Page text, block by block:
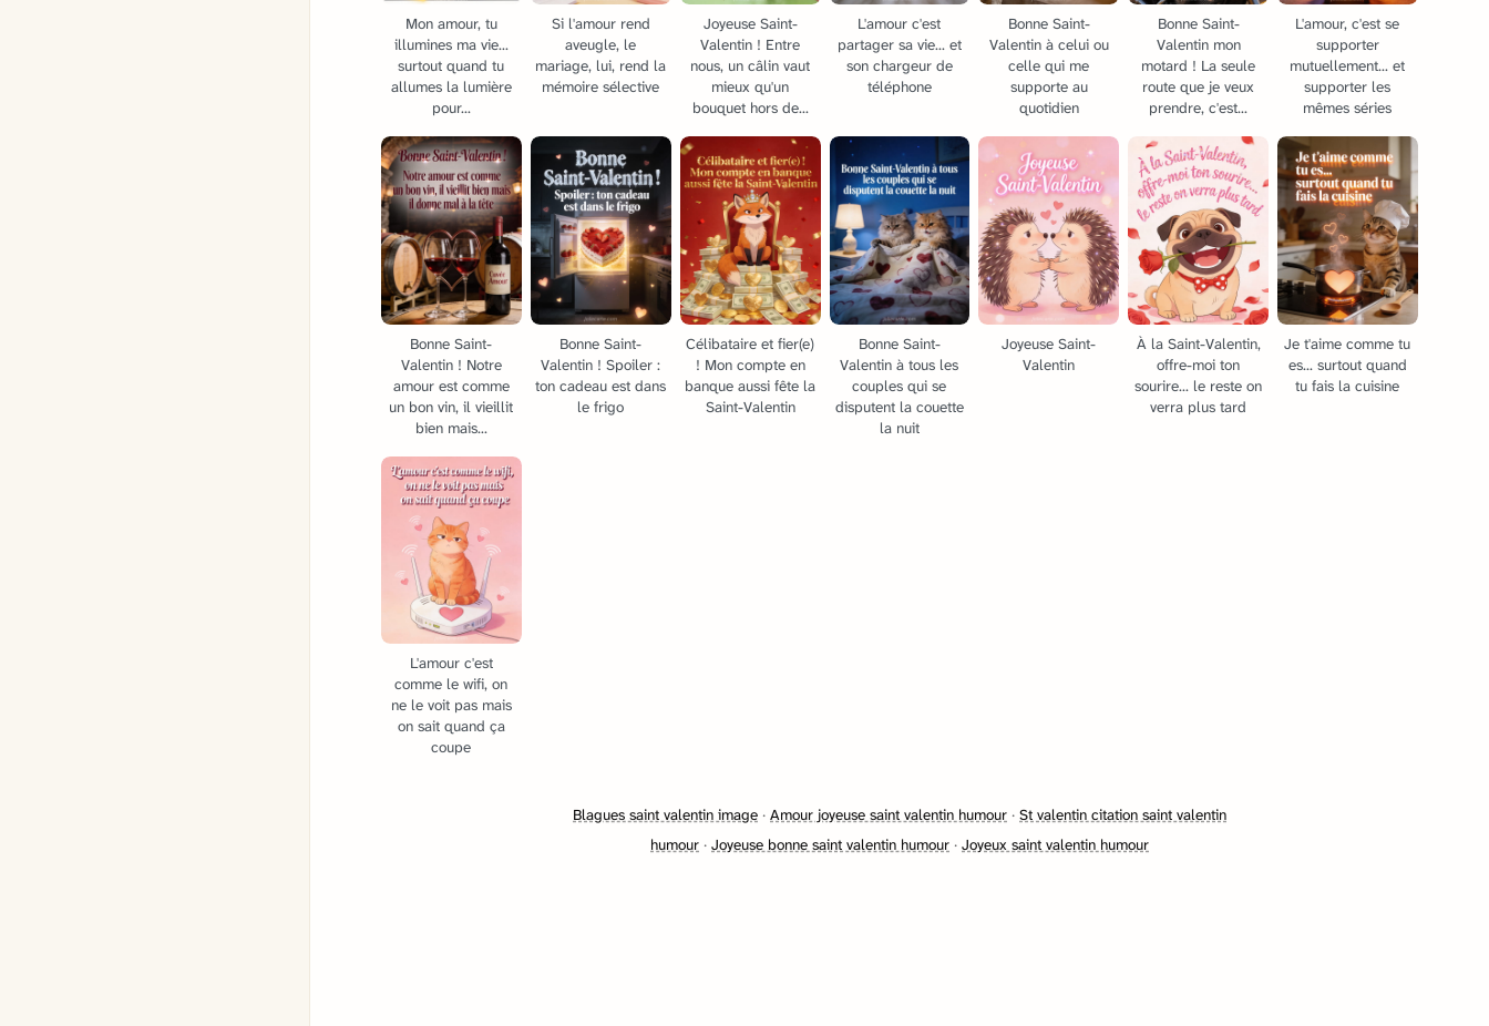
Mon amour, tu
illumines ma vie...
surtout quand tu
allumes la lumière
pour...
Si l'amour rend
aveugle, le
mariage, lui, rend la
mémoire sélective
Joyeuse Saint-
Valentin ! Entre
nous, un câlin vaut
mieux qu'un
bouquet hors de...
L'amour c'est
partager sa vie... et
son chargeur de
téléphone
Bonne Saint-
Valentin à celui ou
celle qui me
supporte au
quotidien
Bonne Saint-
Valentin mon
motard ! La seule
route que je veux
prendre, c'est...
L'amour, c'est se
supporter
mutuellement... et
supporter les
mêmes séries
Bonne Saint-
Valentin ! Notre
amour est comme
un bon vin, il vieillit
bien mais...
Bonne Saint-
Valentin ! Spoiler :
ton cadeau est dans
le frigo
Célibataire et fier(e)
! Mon compte en
banque aussi fête la
Saint-Valentin
Bonne Saint-
Valentin à tous les
couples qui se
disputent la couette
la nuit
Joyeuse Saint-
Valentin
À la Saint-Valentin,
offre-moi ton
sourire... le reste on
verra plus tard
Je t'aime comme tu
es... surtout quand
tu fais la cuisine
L'amour c'est
comme le wifi, on
ne le voit pas mais
on sait quand ça
coupe
Blagues saint valentin image · Amour joyeuse saint valentin humour · St valentin citation saint valentin
humour · Joyeuse bonne saint valentin humour · Joyeux saint valentin humour